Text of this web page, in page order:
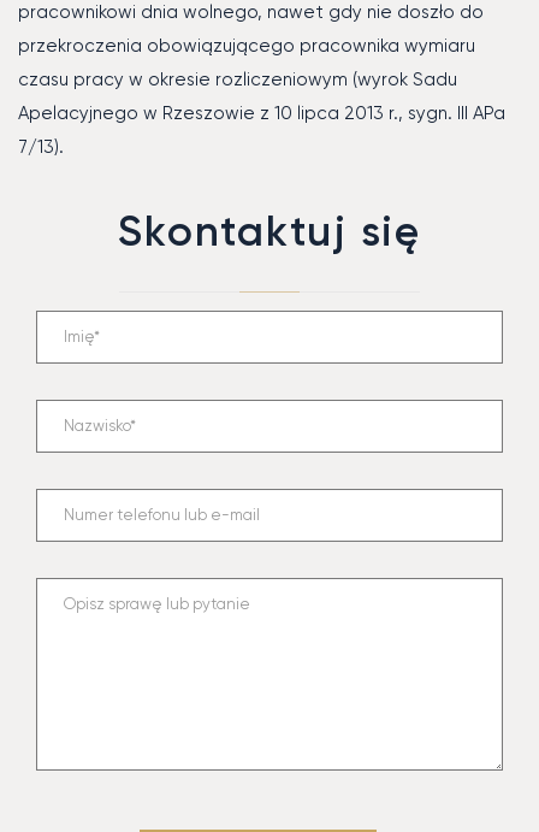
pracownikowi dnia wolnego, nawet gdy nie doszło do
przekroczenia obowiązującego pracownika wymiaru
czasu pracy w okresie rozliczeniowym (wyrok Sadu
Apelacyjnego w Rzeszowie z 10 lipca 2013 r., sygn. III APa
7/13).
Skontaktuj się